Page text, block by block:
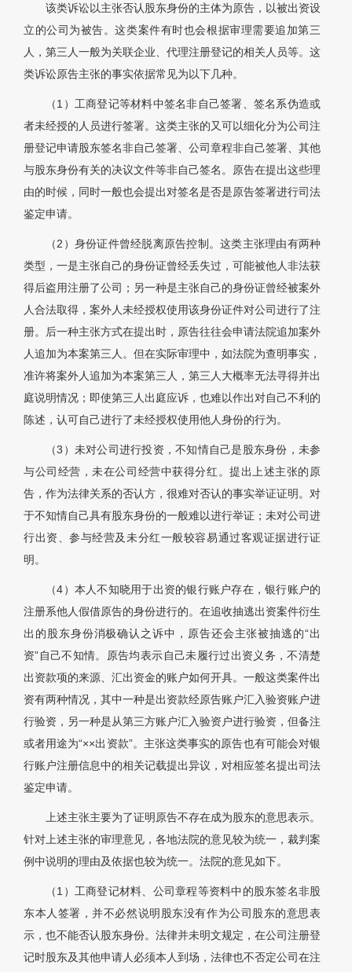
该类诉讼以主张否认股东身份的主体为原告，以被出资设
立的公司为被告。这类案件有时也会根据审理需要追加第三
人，第三人一般为关联企业、代理注册登记的相关人员等。这
类诉讼原告主张的事实依据常见为以下几种。
（1）工商登记等材料中签名非自己签署、签名系伪造或
者未经授的人员进行签署。这类主张的又可以细化分为公司注
册登记申请股东签名非自己签署、公司章程非自己签署、其他
与股东身份有关的决议文件等非自己签名。原告在提出这些理
由的时候，同时一般也会提出对签名是否是原告签署进行司法
鉴定申请。
（2）身份证件曾经脱离原告控制。这类主张理由有两种
类型，一是主张自己的身份证曾经丢失过，可能被他人非法获
得后盗用注册了公司；另一种是主张自己的身份证曾经被案外
人合法取得，案外人未经授权使用该身份证件对公司进行了注
册。后一种主张方式在提出时，原告往往会申请法院追加案外
人追加为本案第三人。但在实际审理中，如法院为查明事实，
准许将案外人追加为本案第三人，第三人大概率无法寻得并出
庭说明情况；即使第三人出庭应诉，也难以作出对自己不利的
陈述，认可自己进行了未经授权使用他人身份的行为。
（3）未对公司进行投资，不知情自己是股东身份，未参
与公司经营，未在公司经营中获得分红。提出上述主张的原
告，作为法律关系的否认方，很难对否认的事实举证证明。对
于不知情自己具有股东身份的一般难以进行举证；未对公司进
行出资、参与经营及未分红一般较容易通过客观证据进行证
明。
（4）本人不知晓用于出资的银行账户存在，银行账户的
注册系他人假借原告的身份进行的。在追收抽逃出资案件衍生
出的股东身份消极确认之诉中，原告还会主张被抽逃的“出
资”自己不知情。原告均表示自己未履行过出资义务，不清楚
出资款项的来源、汇出资金的账户如何开具。一般这类案件出
资有两种情况，其中一种是出资款经原告账户汇入验资账户进
行验资，另一种是从第三方账户汇入验资户进行验资，但备注
或者用途为“××出资款”。主张这类事实的原告也有可能会对银
行账户注册信息中的相关记载提出异议，对相应签名提出司法
鉴定申请。
上述主张主要为了证明原告不存在成为股东的意思表示。
针对上述主张的审理意见，各地法院的意见较为统一，裁判案
例中说明的理由及依据也较为统一。法院的意见如下。
（1）工商登记材料、公司章程等资料中的股东签名非股
东本人签署，并不必然说明股东没有作为公司股东的意思表
示，也不能否认股东身份。法律并未明文规定，在公司注册登
记时股东及其他申请人必须本人到场，法律也不否定公司在注